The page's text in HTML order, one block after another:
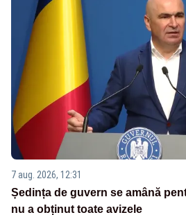
7 aug. 2026, 12:31
Ședința de guvern se amână
nu a obținut toate avizele